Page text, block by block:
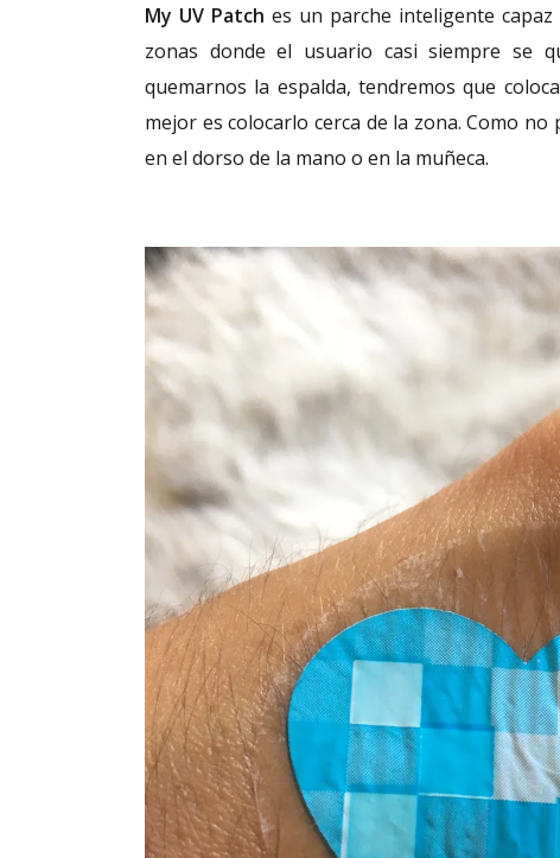
My UV Patch es un parche inteligente
zonas donde el usuario casi siempre se
quemarnos la espalda, tendremos que
mejor es colocarlo cerca de la zona. Como
en el dorso de la mano o en la muñeca.